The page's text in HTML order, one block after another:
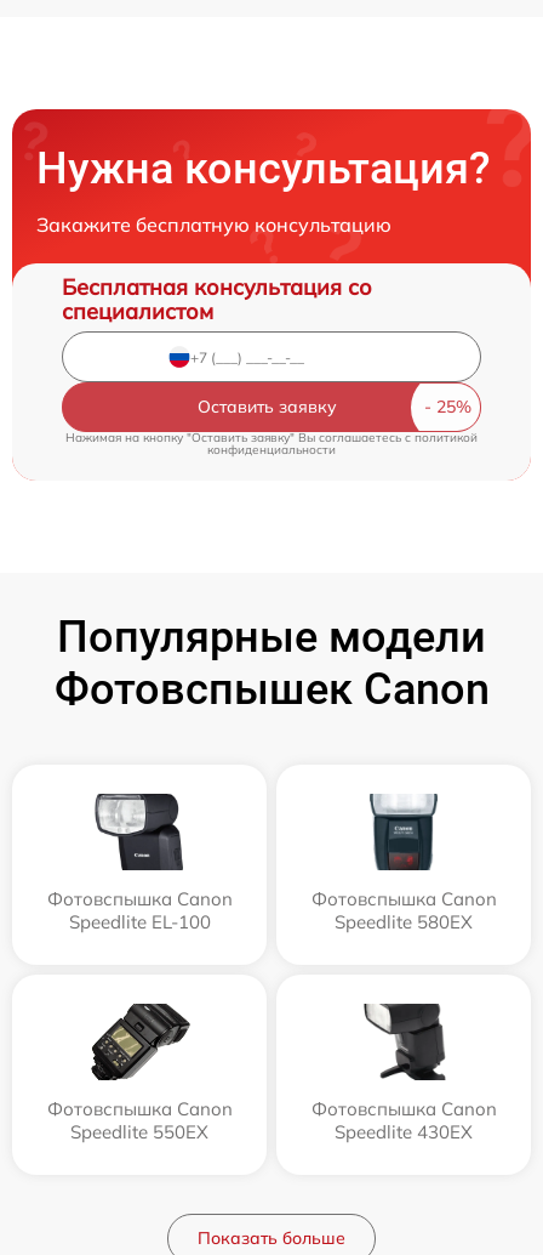
Нужна консультация?
Закажите бесплатную консультацию
Бесплатная консультация со
специалистом
Оставить заявку
Нажимая на кнопку "Оставить заявку" Вы соглашаетесь cполитикой
конфиденциальности
Популярные модели
Фотовспышек Canon
Фотовспышка Canon
Speedlite EL-100
Фотовспышка Canon
Speedlite 580EX
Фотовспышка Canon
Speedlite 550EX
Фотовспышка Canon
Speedlite 430EX
Показать больше